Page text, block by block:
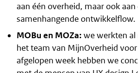
aan één overheid, maar ook aan
samenhangende ontwikkelflow.
MOBu en MOZa: we werkten
het team van MijnOverheid
afgelopen week hebben we